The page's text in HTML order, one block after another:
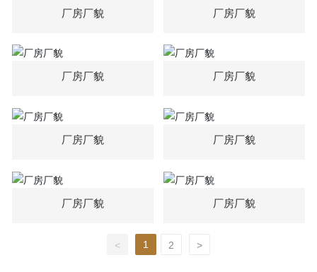
厂房厂貌 厂房厂貌
厂房厂貌 厂房厂貌
厂房厂貌 厂房厂貌
厂房厂貌 厂房厂貌
< 1 2 >